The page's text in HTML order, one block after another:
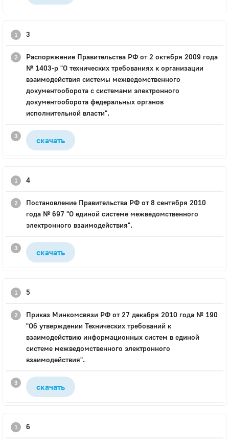
3
Распоряжение Правительства РФ от 2 октября 2009 года
№ 1403-р "О технических требованиях к организации
взаимодействия системы межведомственного
документооборота с системами электронного
документооборота федеральных органов
исполнительной власти".
скачать
4
Постановление Правительства РФ от 8 сентября 2010
года № 697 "О единой системе межведомственного
электронного взаимодействия".
скачать
5
Приказ Минкомсвязи РФ от 27 декабря 2010 года № 190
"Об утверждении Технических требований к
взаимодействию информационных систем в единой
системе межведомственного электронного
взаимодействия".
скачать
6